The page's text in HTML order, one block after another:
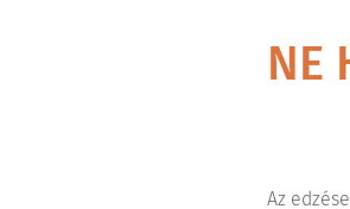
NE
Az